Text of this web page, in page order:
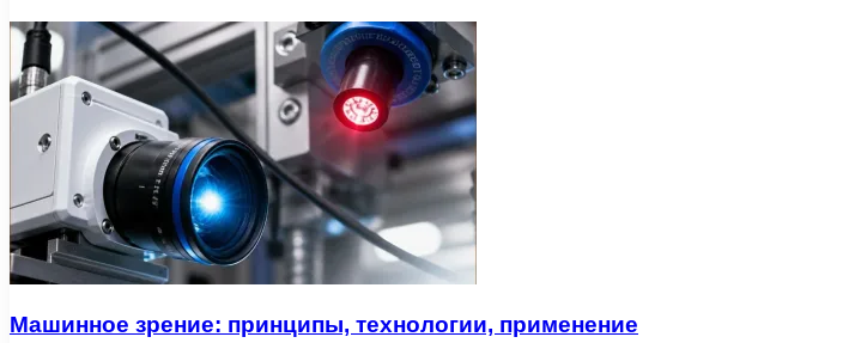
Машинное зрение: принципы, технологии, применение